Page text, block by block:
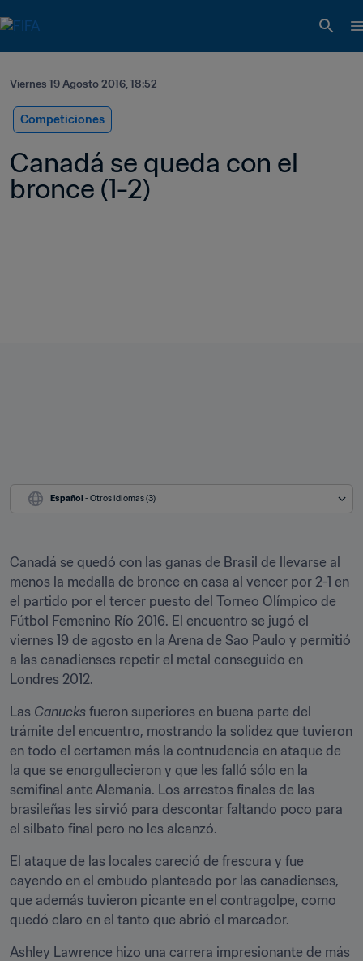
Viernes 19 Agosto 2016, 18:52
Competiciones
Canadá se queda con el
bronce (1-2)
Español - Otros idiomas (3)
Canadá se quedó con las ganas de Brasil de llevarse al
menos la medalla de bronce en casa al vencer por 2-1 en
el partido por el tercer puesto del Torneo Olímpico de
Fútbol Femenino Río 2016. El encuentro se jugó el
viernes 19 de agosto en la Arena de Sao Paulo y permitió
a las canadienses repetir el metal conseguido en
Londres 2012.
Las Canucks fueron superiores en buena parte del
trámite del encuentro, mostrando la solidez que tuvieron
en todo el certamen más la contnudencia en ataque de
la que se enorgullecieron y que les falló sólo en la
semifinal ante Alemania. Los arrestos finales de las
brasileñas les sirvió para descontar faltando poco para
el silbato final pero no les alcanzó.
El ataque de las locales careció de frescura y fue
cayendo en el embudo planteado por las canadienses,
que además tuvieron picante en el contragolpe, como
quedó claro en el tanto que abrió el marcador.
Ashley Lawrence hizo una carrera impresionante de más